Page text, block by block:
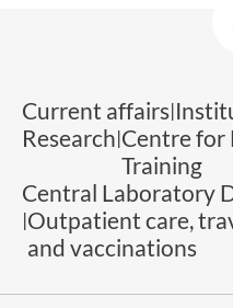
Current affairs
Research Centre for
Training
Central Laboratory
Outpatient care,
and vaccinations